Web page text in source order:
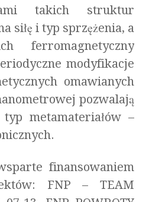
takich struktur
siłę i typ sprzężenia, a
ferromagnetyczny
modyfikacje
omawianych
pozwalają
metamateriałów –
finansowaniem
FNP – TEAM